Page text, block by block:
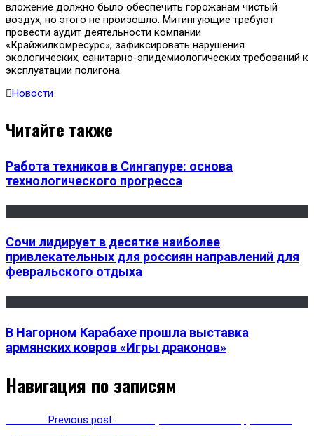
вложение должно было обеспечить горожанам чистый
воздух, но этого не произошло. Митингующие требуют
провести аудит деятельности компании
«Крайжилкомресурс», зафиксировать нарушения
экологических, санитарно-эпидемиологических требований к
эксплуатации полигона.
Новости
Читайте также
Работа техников в Сингапуре: основа
технологического прогресса
Сочи лидирует в десятке наиболее
привлекательных для россиян направлений для
февральского отдыха
В Нагорном Карабахе прошла выставка
армянских ковров «Игры драконов»
Навигация по записям
Previous post: